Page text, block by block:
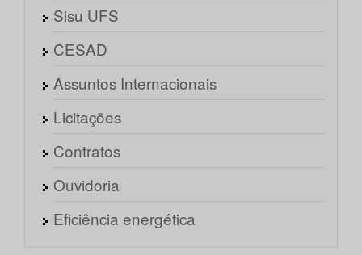
Sisu UFS
CESAD
Assuntos Internacionais
Licitações
Contratos
Ouvidoria
Eficiência energética